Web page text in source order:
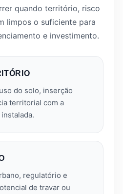
quando território, risco
limpos o suficiente para
e investimento.
do solo, inserção
territorial com a
regulatório e
de travar ou